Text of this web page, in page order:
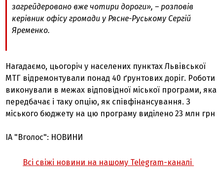
загрейдеровано вже чотири дороги», – розповів
керівник офісу громади у Рясне-Руському Сергій
Яременко.
Нагадаємо, цьогоріч у населених пунктах Львівської
МТГ відремонтували понад 40 ґрунтових доріг. Роботи
виконували в межах відповідної міської програми, яка
передбачає і таку опцію, як співфінансування. З
міського бюджету на цю програму виділено 23 млн грн
ІА "Вголос": НОВИНИ
Всі свіжі новини на нашому Telegram-каналі